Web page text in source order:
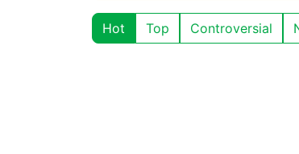
Hot Top Controversial